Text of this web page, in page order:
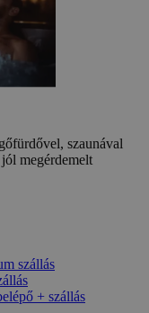
szaunával
megérdemelt
szállás
+ szállás